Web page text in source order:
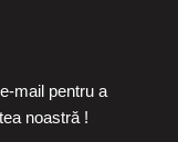
mail pentru a
noastră !